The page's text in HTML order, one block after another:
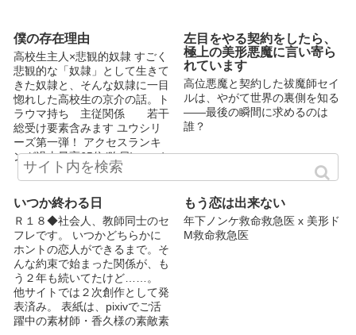
僕の存在理由
高校生主人×悲観的奴隷 すごく
悲観的な「奴隷」として生きて
きた奴隷と、そんな奴隷に一目
惚れした高校生の京介の話。ト
ラウマ持ち 主従関係 若干
総受け要素含みます ユウシリ
ーズ第一弾！ アクセスランキ
ング過去最高65位(昨日) いいね
ランキング過去最高104位(昨
日) アクセス340000 お気に入
り400 いいね400 しおり400 超
えました！ 応援して、読んで
下さった皆様、ありがとござい
ます！ 今後も頑張っていきま
す！ アドバイスなどもコメン
トしていただけるとありがたい
です！ 読み手側の方の意見を
ぜひ！ これからもよろしくお
願いしますm(_ _)m Twitterやっ
てます@1oZje
左目をやる契約をしたら、
極上の美形悪魔に言い寄ら
れています
高位悪魔と契約した祓魔師セイ
ルは、やがて世界の裏側を知る
――最後の瞬間に求めるのは
誰？
いつか終わる日
Ｒ１８◆社会人、教師同士のセ
フレです。 いつかどちらかに
ホントの恋人ができるまで。そ
んな約束で始まった関係が、も
う２年も続いてたけど……。
他サイトでは２次創作として発
表済み。 表紙は、pixivでご活
躍中の素材師・香久様の素敵素
もう恋は出来ない
年下ノンケ救命救急医 x 美形ド
M救命救急医